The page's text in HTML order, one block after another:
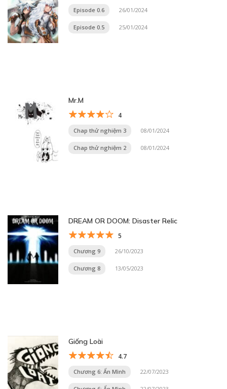
Episode 0.6 26/01/2024
Episode 0.5 25/01/2024
Mr.M
4
Chap thử nghiệm 3 08/01/2024
Chap thử nghiệm 2 08/01/2024
DREAM OR DOOM: Disaster Relic
5
Chương 9 26/10/2023
Chương 8 13/05/2023
Giống Loài
4.7
Chương 6: Ẩn Mình 22/07/2023